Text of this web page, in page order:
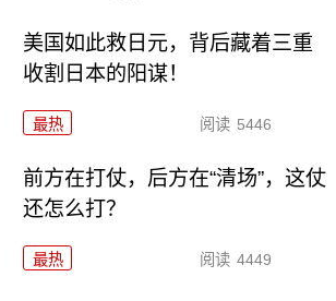
美国如此救日元，背后藏着三重
收割日本的阳谋！
最热 阅读 5446
前方在打仗，后方在“清场”，这仗
还怎么打？
最热 阅读 4449